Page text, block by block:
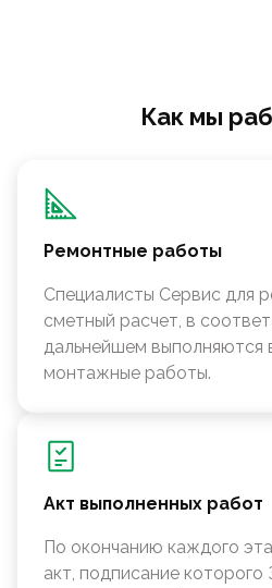
Как мы
Ремонтные работы
Специалисты Сервис для
сметный расчет, в
дальнейшем выполняются
монтажные работы.
Акт выполненных работ
По окончанию каждого
акт, подписание которого